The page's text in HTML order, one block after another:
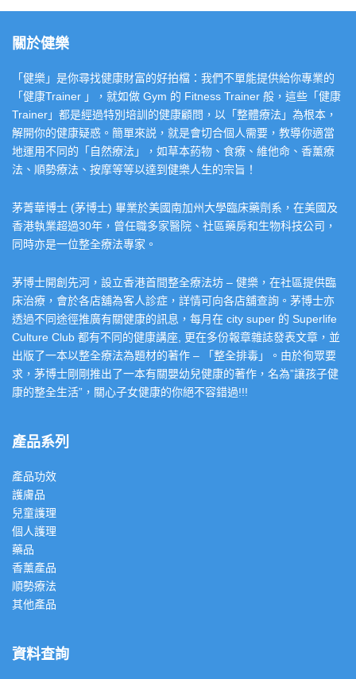
關於健樂
「健樂」是你尋找健康財富的好拍檔：我們不單能提供給你專業的
「健康Trainer 」，就如做 Gym 的 Fitness Trainer 般，這些「健康
Trainer」都是經過特別培訓的健康顧問，以「整體療法」為根本，
解開你的健康疑惑。簡單來説，就是會切合個人需要，教導你適當
地運用不同的「自然療法」，如草本葯物、食療、維他命、香薰療
法、順勢療法、按摩等等以達到健樂人生的宗旨！
茅菁華博士 (茅博士) 畢業於美國南加州大學臨床藥劑系，在美國及
香港執業超過30年，曾任職多家醫院、社區藥房和生物科技公司，
同時亦是一位整全療法專家。
茅博士開創先河，設立香港首間整全療法坊 – 健樂，在社區提供臨
床治療，會於各店舖為客人診症，詳情可向各店舖查詢。茅博士亦
透過不同途徑推廣有關健康的訊息，每月在 city super 的 Superlife
Culture Club 都有不同的健康講座, 更在多份報章雜誌發表文章，並
出版了一本以整全療法為題材的著作 – 「整全排毒」。由於徇眾要
求，茅博士剛剛推出了一本有關嬰幼兒健康的著作，名為”讓孩子健
康的整全生活”，關心子女健康的你絕不容錯過!!!
產品系列
產品功效
護膚品
兒童護理
個人護理
藥品
香薰產品
順勢療法
其他產品
資料查詢